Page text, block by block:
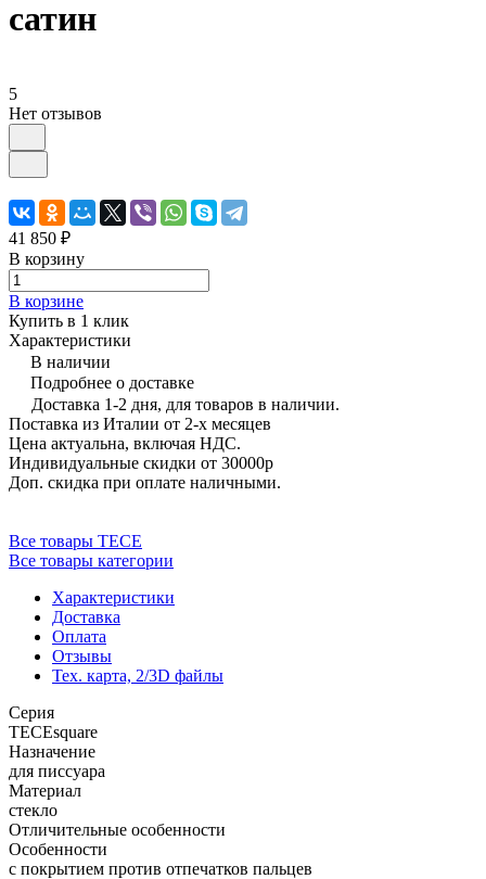
сатин
5
Нет отзывов
41 850 ₽
В корзину
В корзине
Купить в 1 клик
Характеристики
В наличии
Подробнее о доставке
Доставка 1-2 дня, для товаров в наличии.
Поставка из Италии от 2-х месяцев
Цена актуальна, включая НДС.
Индивидуальные скидки от 30000р
Доп. скидка при оплате наличными.
Все товары TECE
Все товары категории
Характеристики
Доставка
Оплата
Отзывы
Тех. карта, 2/3D файлы
Серия
TECEsquare
Назначение
для писсуара
Материал
стекло
Отличительные особенности
Особенности
с покрытием против отпечатков пальцев